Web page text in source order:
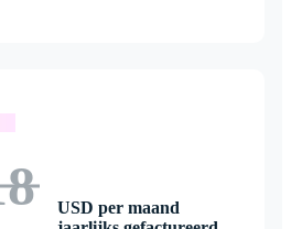
USD per maand